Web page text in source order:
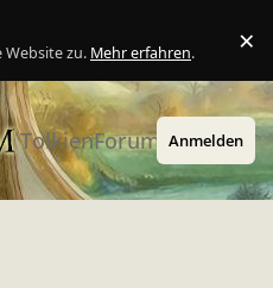
Website zu. Mehr erfahren. ×
TolkienForum Anmelden